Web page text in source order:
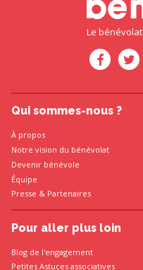
Le
Qui sommes-nous ?
À propos
Notre vision du bénévolat
Devenir bénévole
Équipe
Presse & Partenaires
Pour aller plus loin
Blog de l'engagement
Petites Astuces associatives